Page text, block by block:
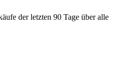
der letzten 90 Tage über alle